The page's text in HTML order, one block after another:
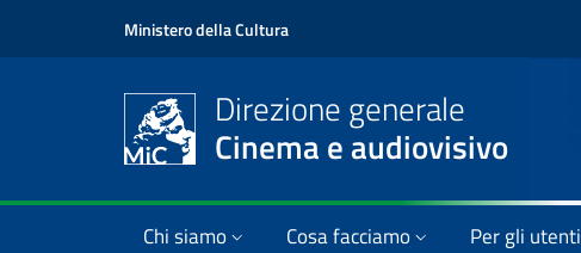
Ministero della Cultura
Direzione generale
Cinema e audiovisivo
Chi siamo Cosa facciamo Per gli utenti